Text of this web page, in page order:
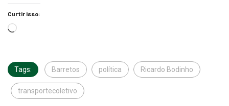
Curtir isso:
Tags: Barretos política Ricardo Bodinho
transportecoletivo